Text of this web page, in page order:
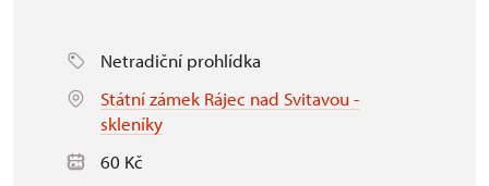
Netradiční prohlídka
Státní zámek Rájec nad Svitavou -
skleníky
60 Kč